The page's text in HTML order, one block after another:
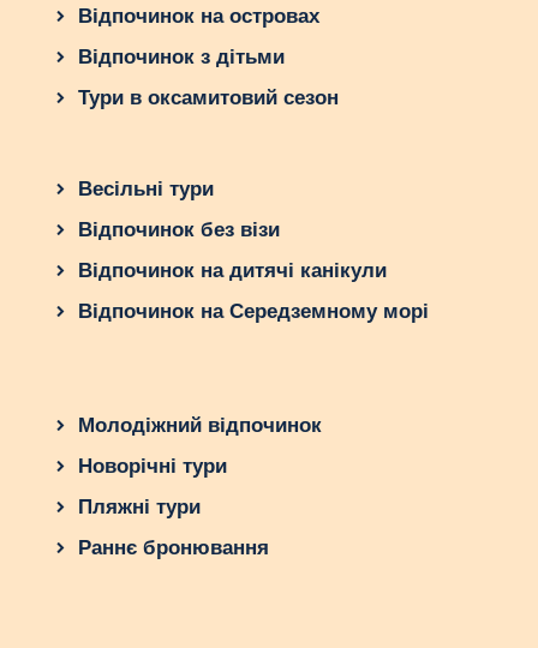
Відпочинок на островах
Відпочинок з дітьми
Тури в оксамитовий сезон
Весільні тури
Відпочинок без візи
Відпочинок на дитячі канікули
Відпочинок на Середземному морі
Молодіжний відпочинок
Новорічні тури
Пляжні тури
Раннє бронювання